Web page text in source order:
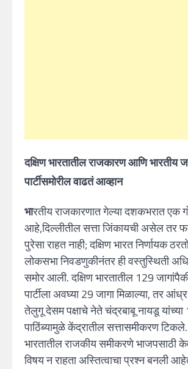
दक्षिण भारतातील राजकारण आणि भारतीय
पार्टीसमोरील वाढतं आव्हान
भारतीय राजकारणात गेल्या दशकभरात एक
आहे,दिल्लीतील सत्ता जिंकायची असेल तर
पुरेसा राहत नाही; दक्षिण भारत निर्णायक
लोकसभा निवडणुकीनंतर ही वस्तुस्थिती
समोर आली. दक्षिण भारतातील 129
पार्टीला अवघ्या 29 जागा मिळाल्या, तर
तेलुगू देसम पक्षाचे नेते चंद्रबाबू नायडू यांच्या
पाठिंब्यामुळे केंद्रातील सत्तासमीकरण
भारतातील राजकीय समीकरणे भाजपसाठी
विषय न राहता अस्तित्वाचा प्रश्न बनली